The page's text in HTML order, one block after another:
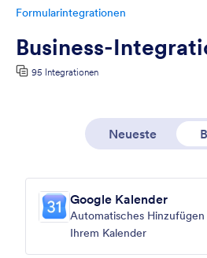
Formularintegrationen
Business-
95 Integrationen
Neueste
Google Kalender
Automatisches Hinzufügen
Ihrem Kalender